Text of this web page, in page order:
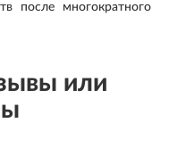
после многократного
или